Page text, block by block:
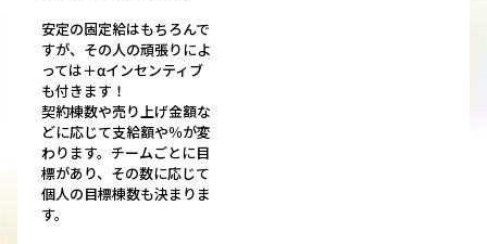
安定の固定給はもちろんで
すが、その人の頑張りによ
っては＋αインセンティブ
も付きます！
契約棟数や売り上げ金額な
どに応じて支給額や％が変
わります。チームごとに目
標があり、その数に応じて
個人の目標棟数も決まりま
す。